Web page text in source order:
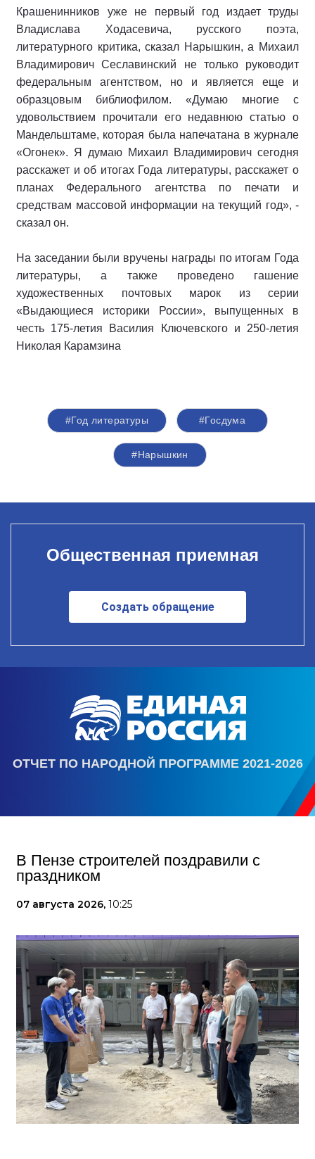
Крашенинников уже не первый год издает труды
Владислава Ходасевича, русского поэта,
литературного критика, сказал Нарышкин, а Михаил
Владимирович Сеславинский не только руководит
федеральным агентством, но и является еще и
образцовым библиофилом. «Думаю многие с
удовольствием прочитали его недавнюю статью о
Мандельштаме, которая была напечатана в журнале
«Огонек». Я думаю Михаил Владимирович сегодня
расскажет и об итогах Года литературы, расскажет о
планах Федерального агентства по печати и
средствам массовой информации на текущий год», -
сказал он.
На заседании были вручены награды по итогам Года
литературы, а также проведено гашение
художественных почтовых марок из серии
«Выдающиеся историки России», выпущенных в
честь 175-летия Василия Ключевского и 250-летия
Николая Карамзина
#Год литературы #Госдума
#Нарышкин
Общественная приемная
Создать обращение
ОТЧЕТ ПО НАРОДНОЙ ПРОГРАММЕ 2021-2026
В Пензе строителей поздравили с
праздником
07 августа 2026, 10:25